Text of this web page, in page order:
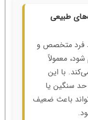
طبیعی
فرد متخصص و
شود، معمولاً
با این
حد سنگین یا
باعث ضعیف